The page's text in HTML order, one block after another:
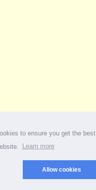
to ensure you get the best
Learn more
Allow cookies